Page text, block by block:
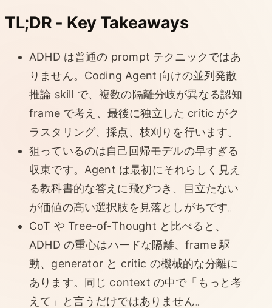
TL;DR - Key Takeaways
ADHD は普通の prompt テクニックではあ
りません。Coding Agent 向けの並列発散
推論 skill で、複数の隔離分岐が異なる認知
frame で考え、最後に独立した critic がク
ラスタリング、採点、枝刈りを行います。
狙っているのは自己回帰モデルの早すぎる
収束です。Agent は最初にそれらしく見え
る教科書的な答えに飛びつき、目立たない
が価値の高い選択肢を見落としがちです。
CoT や Tree-of-Thought と比べると、
ADHD の重心はハードな隔離、frame 駆
動、generator と critic の機械的な分離に
あります。同じ context の中で「もっと考
えて」と言うだけではありません。